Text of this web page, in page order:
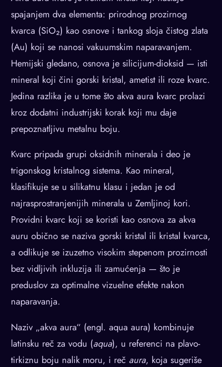
spajanjem dva elementa: prirodnog prozirnog
kvarca (SiO₂) kao osnove i tankog sloja čistog zlata
(Au) koji se nanosi vakuumskim naparavanjem.
Hemijski gledano, osnova je silicijum-dioksid — isti
mineral koji čini gorski kristal, ametist ili roze kvarc.
Jedina razlika je u tome što akva aura kvarc prolazi
kroz dodatni industrijski korak koji mu daje
prepoznatljivu metalnu boju.
Kvarc pripada grupi oksidnih minerala i deo je
trigonskog kristalnog sistema. Kao mineral,
klasifikuje se u silikatnu klasu i jedan je od
najrasprostranjenijih minerala u Zemljinoj kori.
Providni kvarc koji se koristi kao osnova za akva
auru obično se naziva gorski kristal ili kristal kvarca,
a odlikuje se izuzetno visokim stepenom prozirnosti
bez vidljivih inkluzija ili zamućenja — što je
preduslov za optimalne vizuelne efekte nakon
naparavanja.
Naziv „akva aura“ (engl. aqua aura) kombinuje
latinsku reč za vodu (aqua), u referenci na plavo-
tirkiznu boju nalik moru, i reč aura, koja sugeriše